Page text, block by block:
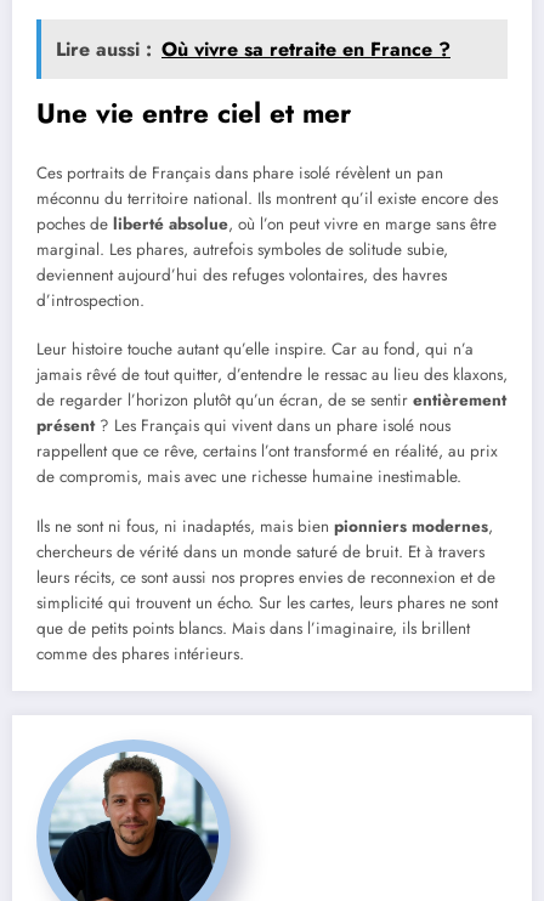
Lire aussi : Où vivre sa retraite en France ?
Une vie entre ciel et mer
Ces portraits de Français dans phare isolé révèlent un pan
méconnu du territoire national. Ils montrent qu’il existe encore des
poches de liberté absolue, où l’on peut vivre en marge sans être
marginal. Les phares, autrefois symboles de solitude subie,
deviennent aujourd’hui des refuges volontaires, des havres
d’introspection.
Leur histoire touche autant qu’elle inspire. Car au fond, qui n’a
jamais rêvé de tout quitter, d’entendre le ressac au lieu des klaxons,
de regarder l’horizon plutôt qu’un écran, de se sentir entièrement
présent? Les Français qui vivent dans un phare isolé nous
rappellent que ce rêve, certains l’ont transformé en réalité, au prix
de compromis, mais avec une richesse humaine inestimable.
Ils ne sont ni fous, ni inadaptés, mais bien pionniers modernes,
chercheurs de vérité dans un monde saturé de bruit. Et à travers
leurs récits, ce sont aussi nos propres envies de reconnexion et de
simplicité qui trouvent un écho. Sur les cartes, leurs phares ne sont
que de petits points blancs. Mais dans l’imaginaire, ils brillent
comme des phares intérieurs.